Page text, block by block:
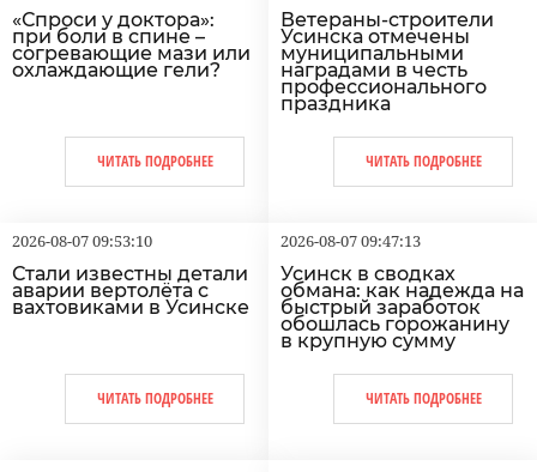
«Спроси у доктора»:
при боли в спине –
согревающие мази или
охлаждающие гели?
ЧИТАТЬ ПОДРОБНЕЕ
Ветераны-строители
Усинска отмечены
муниципальными
наградами в честь
профессионального
праздника
ЧИТАТЬ ПОДРОБНЕЕ
2026-08-07 09:53:10
Стали известны детали
аварии вертолёта с
вахтовиками в Усинске
ЧИТАТЬ ПОДРОБНЕЕ
2026-08-07 09:47:13
Усинск в сводках
обмана: как надежда на
быстрый заработок
обошлась горожанину
в крупную сумму
ЧИТАТЬ ПОДРОБНЕЕ